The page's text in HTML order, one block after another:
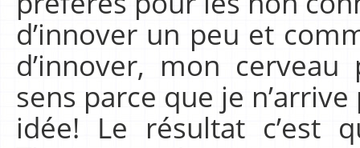
d’innover un peu et
d’innover, mon
sens parce que je
idée! Le résultat c’est